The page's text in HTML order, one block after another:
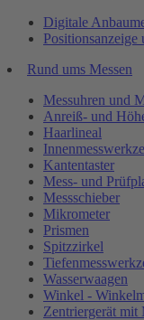
Digitale
Positionsanzeige
Rund ums Messen
Messuhren und
Anreiß- und
Haarlineal
Kantentaster
Mess- und
Messschieber
Mikrometer
Prismen
Spitzzirkel
Wasserwaagen
Winkel -
Zentriergerät mit